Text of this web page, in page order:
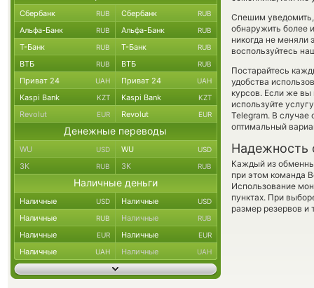
Спешим
обнаружить более
никогда не меняли
воспользуйтесь
Постарайтесь
удобства
курсов. Если же вы
используйте
Telegram. В
оптимальный
Надежность
Каждый из
при этом команда
Использование
пунктах. При
размер резервов и
Сбербанк RUB Сбербанк RUB
Альфа-Банк RUB Альфа-Банк RUB
Т-Банк RUB Т-Банк RUB
ВТБ RUB ВТБ RUB
Приват 24 UAH Приват 24 UAH
Kaspi Bank KZT Kaspi Bank KZT
Revolut EUR Revolut EUR
Денежные переводы
WU USD WU USD
ЗК RUB ЗК RUB
Наличные деньги
Наличные USD Наличные USD
Наличные RUB Наличные RUB
Наличные EUR Наличные EUR
Наличные UAH Наличные UAH